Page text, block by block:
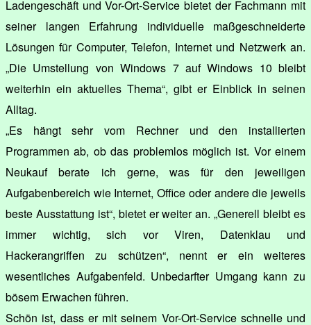
Ladengeschäft und Vor-Ort-Service bietet der Fachmann mit
seiner langen Erfahrung individuelle maßgeschneiderte
Lösungen für Computer, Telefon, Internet und Netzwerk an.
„Die Umstellung von Windows 7 auf Windows 10 bleibt
weiterhin ein aktuelles Thema“, gibt er Einblick in seinen
Alltag.
„Es hängt sehr vom Rechner und den installierten
Programmen ab, ob das problemlos möglich ist. Vor einem
Neukauf berate ich gerne, was für den jeweiligen
Aufgabenbereich wie Internet, Office oder andere die jeweils
beste Ausstattung ist“, bietet er weiter an. „Generell bleibt es
immer wichtig, sich vor Viren, Datenklau und
Hackerangriffen zu schützen“, nennt er ein weiteres
wesentliches Aufgabenfeld. Unbedarfter Umgang kann zu
bösem Erwachen führen.
Schön ist, dass er mit seinem Vor-Ort-Service schnelle und